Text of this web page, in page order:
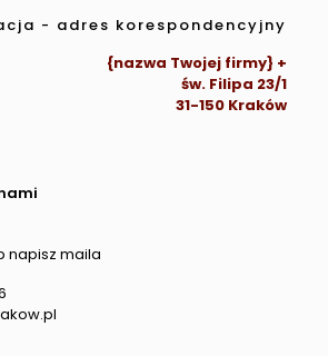
- adres korespondencyjny
{nazwa Twojej firmy} +
św. Filipa 23/1
31-150 Kraków
napisz maila